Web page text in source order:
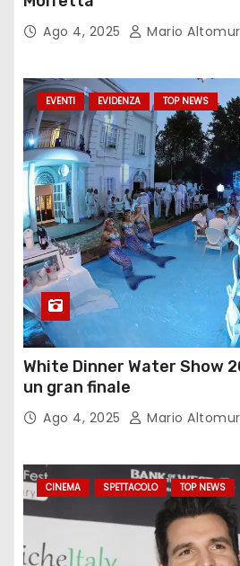
Ago 4, 2025 Mario
EVENTI EVIDENZA TOP NEWS
White Dinner Water Show
un gran finale
Ago 4, 2025 Mario
CINEMA SPETTACOLO TOP NEWS